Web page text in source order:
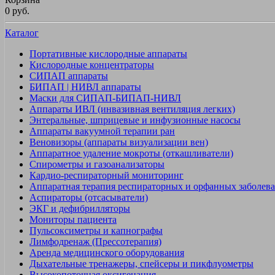
0 руб.
Каталог
Портативные кислородные аппараты
Кислородные концентраторы
СИПАП аппараты
БИПАП | НИВЛ аппараты
Маски для СИПАП-БИПАП-НИВЛ
Аппараты ИВЛ (инвазивная вентиляция легких)
Энтеральные, шприцевые и инфузионные насосы
Аппараты вакуумной терапии ран
Веновизоры (аппараты визуализации вен)
Аппаратное удаление мокроты (откашливатели)
Спирометры и газоанализаторы
Кардио-респираторный мониторинг
Аппаратная терапия респираторных и орфанных
Аспираторы (отсасыватели)
ЭКГ и дефибрилляторы
Мониторы пациента
Пульсоксиметры и капнографы
Лимфодренаж (Прессотерапия)
Аренда медицинского оборудования
Дыхательные тренажеры, спейсеры и пикфлуометры